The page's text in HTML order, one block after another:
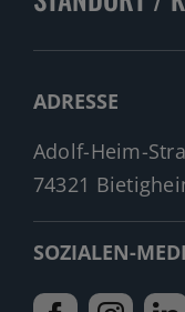
ADRESSE
Adolf-Heim-
74321
SOZIALEN-